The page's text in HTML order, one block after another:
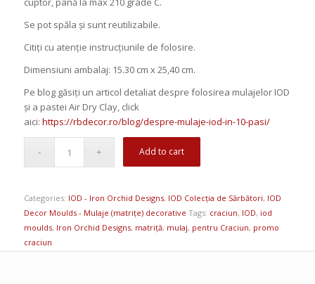
Se pot spăla și sunt reutilizabile.
Citiți cu atenție instrucțiunile de folosire.
Dimensiuni ambalaj: 15.30 cm x 25,40 cm.
Pe blog găsiți un articol detaliat despre folosirea mulajelor IOD
și a pastei Air Dry Clay, click
aici: https://rbdecor.ro/blog/despre-mulaje-iod-in-10-pasi/
Add to cart
Categories: IOD - Iron Orchid Designs, IOD Colecția de Sărbători, IOD
Decor Moulds - Mulaje (matrițe) decorative Tags: craciun, IOD, iod
moulds, Iron Orchid Designs, matriță, mulaj, pentru Craciun, promo
craciun